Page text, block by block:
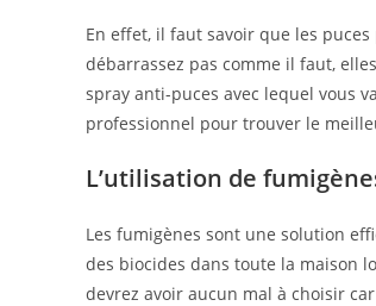
En effet, il faut savoir que les
débarrassez pas comme il faut,
spray anti-puces avec lequel vous
professionnel pour trouver le
L’utilisation de
Les fumigènes sont une solution
des biocides dans toute la maison
devrez avoir aucun mal à choisir